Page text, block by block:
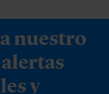
nuestro
y